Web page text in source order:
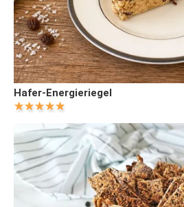
Hafer-Energieriegel